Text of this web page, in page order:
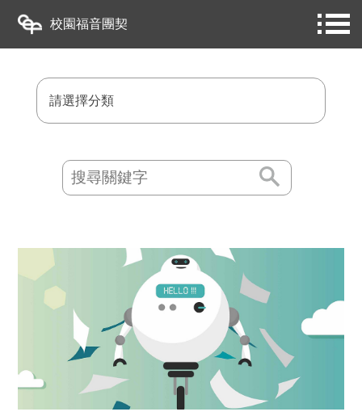
校園福音團契
請選擇分類